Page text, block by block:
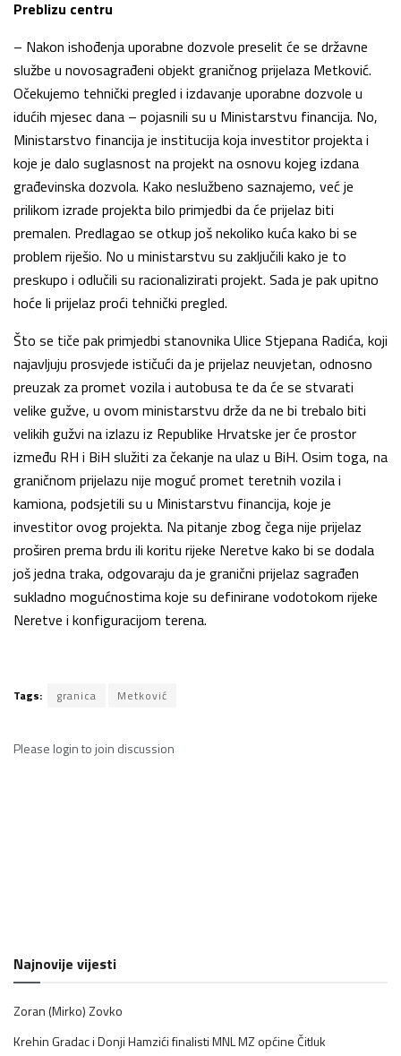
Preblizu centru
– Nakon ishođenja uporabne dozvole preselit će se državne
službe u novosagrađeni objekt graničnog prijelaza Metković.
Očekujemo tehnički pregled i izdavanje uporabne dozvole u
idućih mjesec dana – pojasnili su u Ministarstvu financija. No,
Ministarstvo financija je institucija koja investitor projekta i
koje je dalo suglasnost na projekt na osnovu kojeg izdana
građevinska dozvola. Kako neslužbeno saznajemo, već je
prilikom izrade projekta bilo primjedbi da će prijelaz biti
premalen. Predlagao se otkup još nekoliko kuća kako bi se
problem riješio. No u ministarstvu su zaključili kako je to
preskupo i odlučili su racionalizirati projekt. Sada je pak upitno
hoće li prijelaz proći tehnički pregled.
Što se tiče pak primjedbi stanovnika Ulice Stjepana Radića, koji
najavljuju prosvjede ističući da je prijelaz neuvjetan, odnosno
preuzak za promet vozila i autobusa te da će se stvarati
velike gužve, u ovom ministarstvu drže da ne bi trebalo biti
velikih gužvi na izlazu iz Republike Hrvatske jer će prostor
između RH i BiH služiti za čekanje na ulaz u BiH. Osim toga, na
graničnom prijelazu nije moguć promet teretnih vozila i
kamiona, podsjetili su u Ministarstvu financija, koje je
investitor ovog projekta. Na pitanje zbog čega nije prijelaz
proširen prema brdu ili koritu rijeke Neretve kako bi se dodala
još jedna traka, odgovaraju da je granični prijelaz sagrađen
sukladno mogućnostima koje su definirane vodotokom rijeke
Neretve i konfiguracijom terena.
Tags: granica Metković
Please loginto join discussion
Najnovije vijesti
Zoran (Mirko) Zovko
Krehin Gradac i Donji Hamzići finalisti MNL MZ općine Čitluk